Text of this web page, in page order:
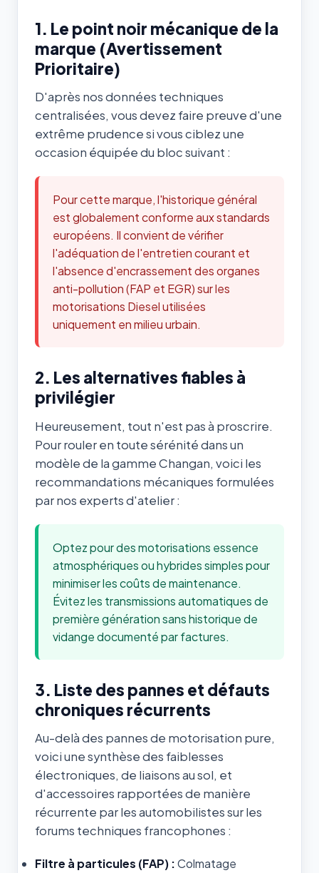
1. Le point noir mécanique de la
marque (Avertissement
Prioritaire)
D'après nos données techniques
centralisées, vous devez faire preuve d'une
extrême prudence si vous ciblez une
occasion équipée du bloc suivant :
Pour cette marque, l'historique général
est globalement conforme aux standards
européens. Il convient de vérifier
l'adéquation de l'entretien courant et
l'absence d'encrassement des organes
anti-pollution (FAP et EGR) sur les
motorisations Diesel utilisées
uniquement en milieu urbain.
2. Les alternatives fiables à
privilégier
Heureusement, tout n'est pas à proscrire.
Pour rouler en toute sérénité dans un
modèle de la gamme Changan, voici les
recommandations mécaniques formulées
par nos experts d'atelier :
Optez pour des motorisations essence
atmosphériques ou hybrides simples pour
minimiser les coûts de maintenance.
Évitez les transmissions automatiques de
première génération sans historique de
vidange documenté par factures.
3. Liste des pannes et défauts
chroniques récurrents
Au-delà des pannes de motorisation pure,
voici une synthèse des faiblesses
électroniques, de liaisons au sol, et
d'accessoires rapportées de manière
récurrente par les automobilistes sur les
forums techniques francophones :
Filtre à particules (FAP) :Colmatage